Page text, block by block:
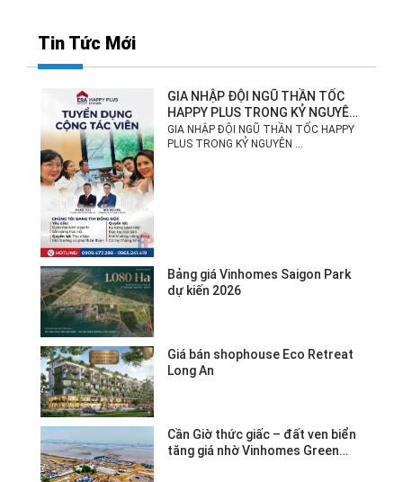
Tin Tức Mới
GIA NHẬP ĐỘI NGŨ THẦN TỐC
HAPPY PLUS TRONG KỶ NGUYÊN
MỚI!
GIA NHẬP ĐỘI NGŨ THẦN TỐC HAPPY
PLUS TRONG KỶ NGUYÊN ...
Bảng giá Vinhomes Saigon Park
dự kiến 2026
Giá bán shophouse Eco Retreat
Long An
Cần Giờ thức giấc – đất ven biển
tăng giá nhờ Vinhomes Green